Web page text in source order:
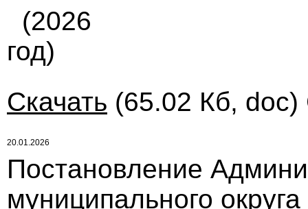
(2026
год)
Скачать (65.02 Кб, doc)
20.01.2026
Постановление
муниципального